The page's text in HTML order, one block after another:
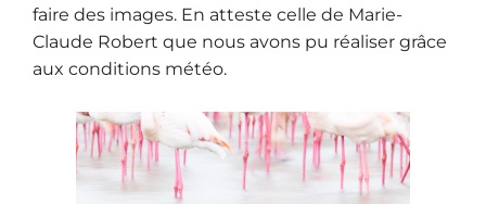
faire des images. En atteste celle de Marie-
Claude Robert que nous avons pu réaliser grâce
aux conditions météo.